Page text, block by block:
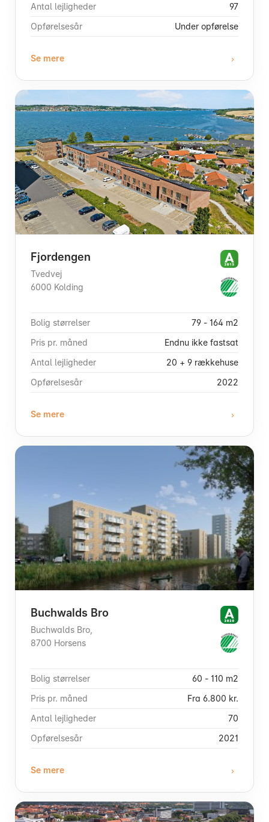
Antal lejligheder
97
Opførelsesår
Under opførelse
Se mere
Fjordengen
Tvedvej
6000 Kolding
Bolig størrelser
79 - 164 m2
Pris pr. måned
Endnu ikke fastsat
Antal lejligheder
20 + 9 rækkehuse
Opførelsesår
2022
Se mere
Buchwalds Bro
Buchwalds Bro,
8700 Horsens
Bolig størrelser
60 - 110 m2
Pris pr. måned
Fra 6.800 kr.
Antal lejligheder
70
Opførelsesår
2021
Se mere